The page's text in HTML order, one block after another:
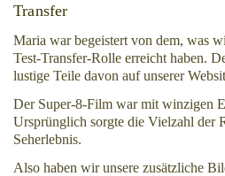
Transfer
Maria war begeistert von dem, was
Test-Transfer-Rolle erreicht haben.
lustige Teile davon auf unserer
Der Super-8-Film war mit winzigen
Ursprünglich sorgte die Vielzahl der
Seherlebnis.
Also haben wir unsere zusätzliche